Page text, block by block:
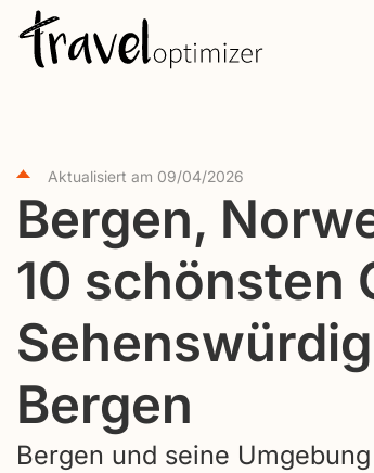
Aktualisiert am 09/04/2026
Bergen,
10 schönsten
Bergen
Bergen und seine